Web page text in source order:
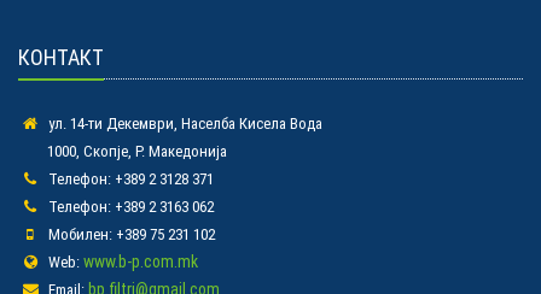
КОНТАКТ
ул. 14-ти Декември, Населба Кисела Вода
1000, Скопје, Р. Македонија
Телефон: +389 2 3128 371
Телефон: +389 2 3163 062
Мобилен: +389 75 231 102
Web: www.b-p.com.mk
Email: bp.filtri@gmail.com